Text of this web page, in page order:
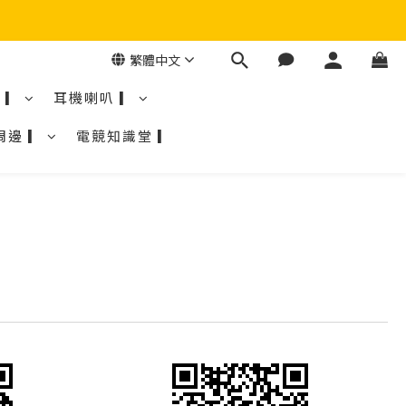
繁體中文
▎
耳機喇叭 ▎
邊 ▎
電競知識堂 ▎